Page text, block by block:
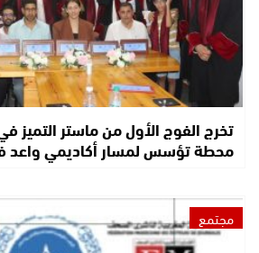
تخرج الفوج الأول من ماستر التميز
محطة تؤسس لمسار أكاديمي
مجتمع